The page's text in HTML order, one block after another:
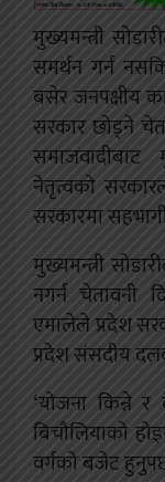
मुख्यमन्त्री
समर्थन गर्न
बसेर जनपक्षीय
सरकार छोड्ने
समाजवादीबाट
नेतृत्वको
सरकारमा
मुख्यमन्त्री
नगर्न चेतावनी
एमालेले प्रदेश
प्रदेश संसदीय
‘योजना किन्ने
बिचौलियाको
वर्गको बजेट